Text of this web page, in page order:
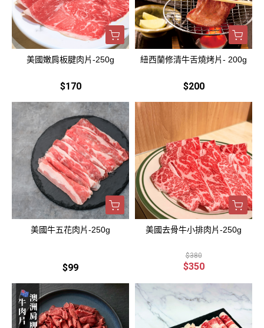
美國嫩肩板腱肉片-250g
$170
紐西蘭修清牛舌燒烤片- 200g
$200
美國牛五花肉片-250g
$99
美國去骨牛小排肉片-250g
$380
$350